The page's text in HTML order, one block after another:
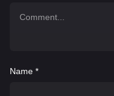
Name *